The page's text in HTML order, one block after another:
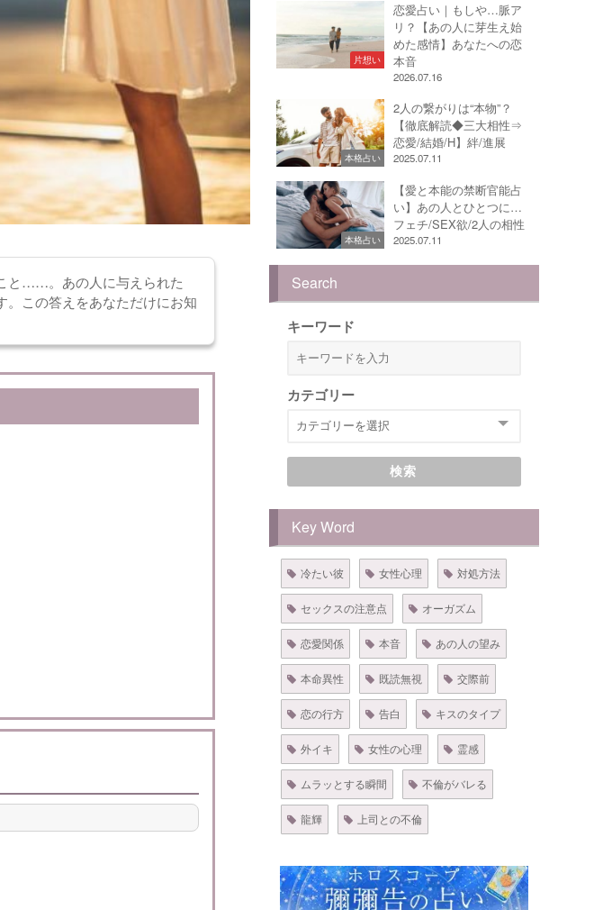
と……。あの人に与えられた
。この答えをあなただけにお知
片想い
恋愛占い｜もしや…脈ア
リ？【あの人に芽生え始
めた感情】あなたへの恋
本音
2026.07.16
本格占い
2人の繋がりは“本物”？
【徹底解読◆三大相性⇒
恋愛/結婚/H】絆/進展
2025.07.11
本格占い
【愛と本能の禁断官能占
い】あの人とひとつに…
フェチ/SEX欲/2人の相性
2025.07.11
Search
キーワード
カテゴリー
検索
Key Word
冷たい彼 女性心理 対処方法
セックスの注意点 オーガズム
恋愛関係 本音 あの人の望み
本命異性 既読無視 交際前
恋の行方 告白 キスのタイプ
外イキ 女性の心理 霊感
ムラッとする瞬間 不倫がバレる
龍輝 上司との不倫